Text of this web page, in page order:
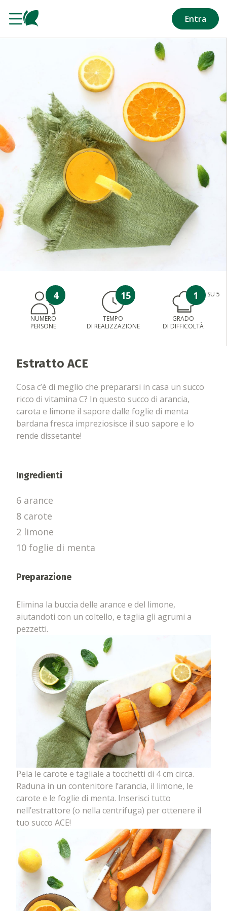
Entra
4
NUMERO
PERSONE
15
TEMPO
DI REALIZZAZIONE
1 SU 5
GRADO
DI DIFFICOLTÀ
Estratto ACE
Cosa c’è di meglio che prepararsi in casa un succo
ricco di vitamina C? In questo succo di arancia,
carota e limone il sapore dalle foglie di menta
bardana fresca impreziosisce il suo sapore e lo
rende dissetante!
Ingredienti
6 arance
8 carote
2 limone
10 foglie di menta
Preparazione
Elimina la buccia delle arance e del limone,
aiutandoti con un coltello, e taglia gli agrumi a
pezzetti.
Pela le carote e tagliale a tocchetti di 4 cm circa.
Raduna in un contenitore l’arancia, il limone, le
carote e le foglie di menta. Inserisci tutto
nell’estrattore (o nella centrifuga) per ottenere il
tuo succo ACE!